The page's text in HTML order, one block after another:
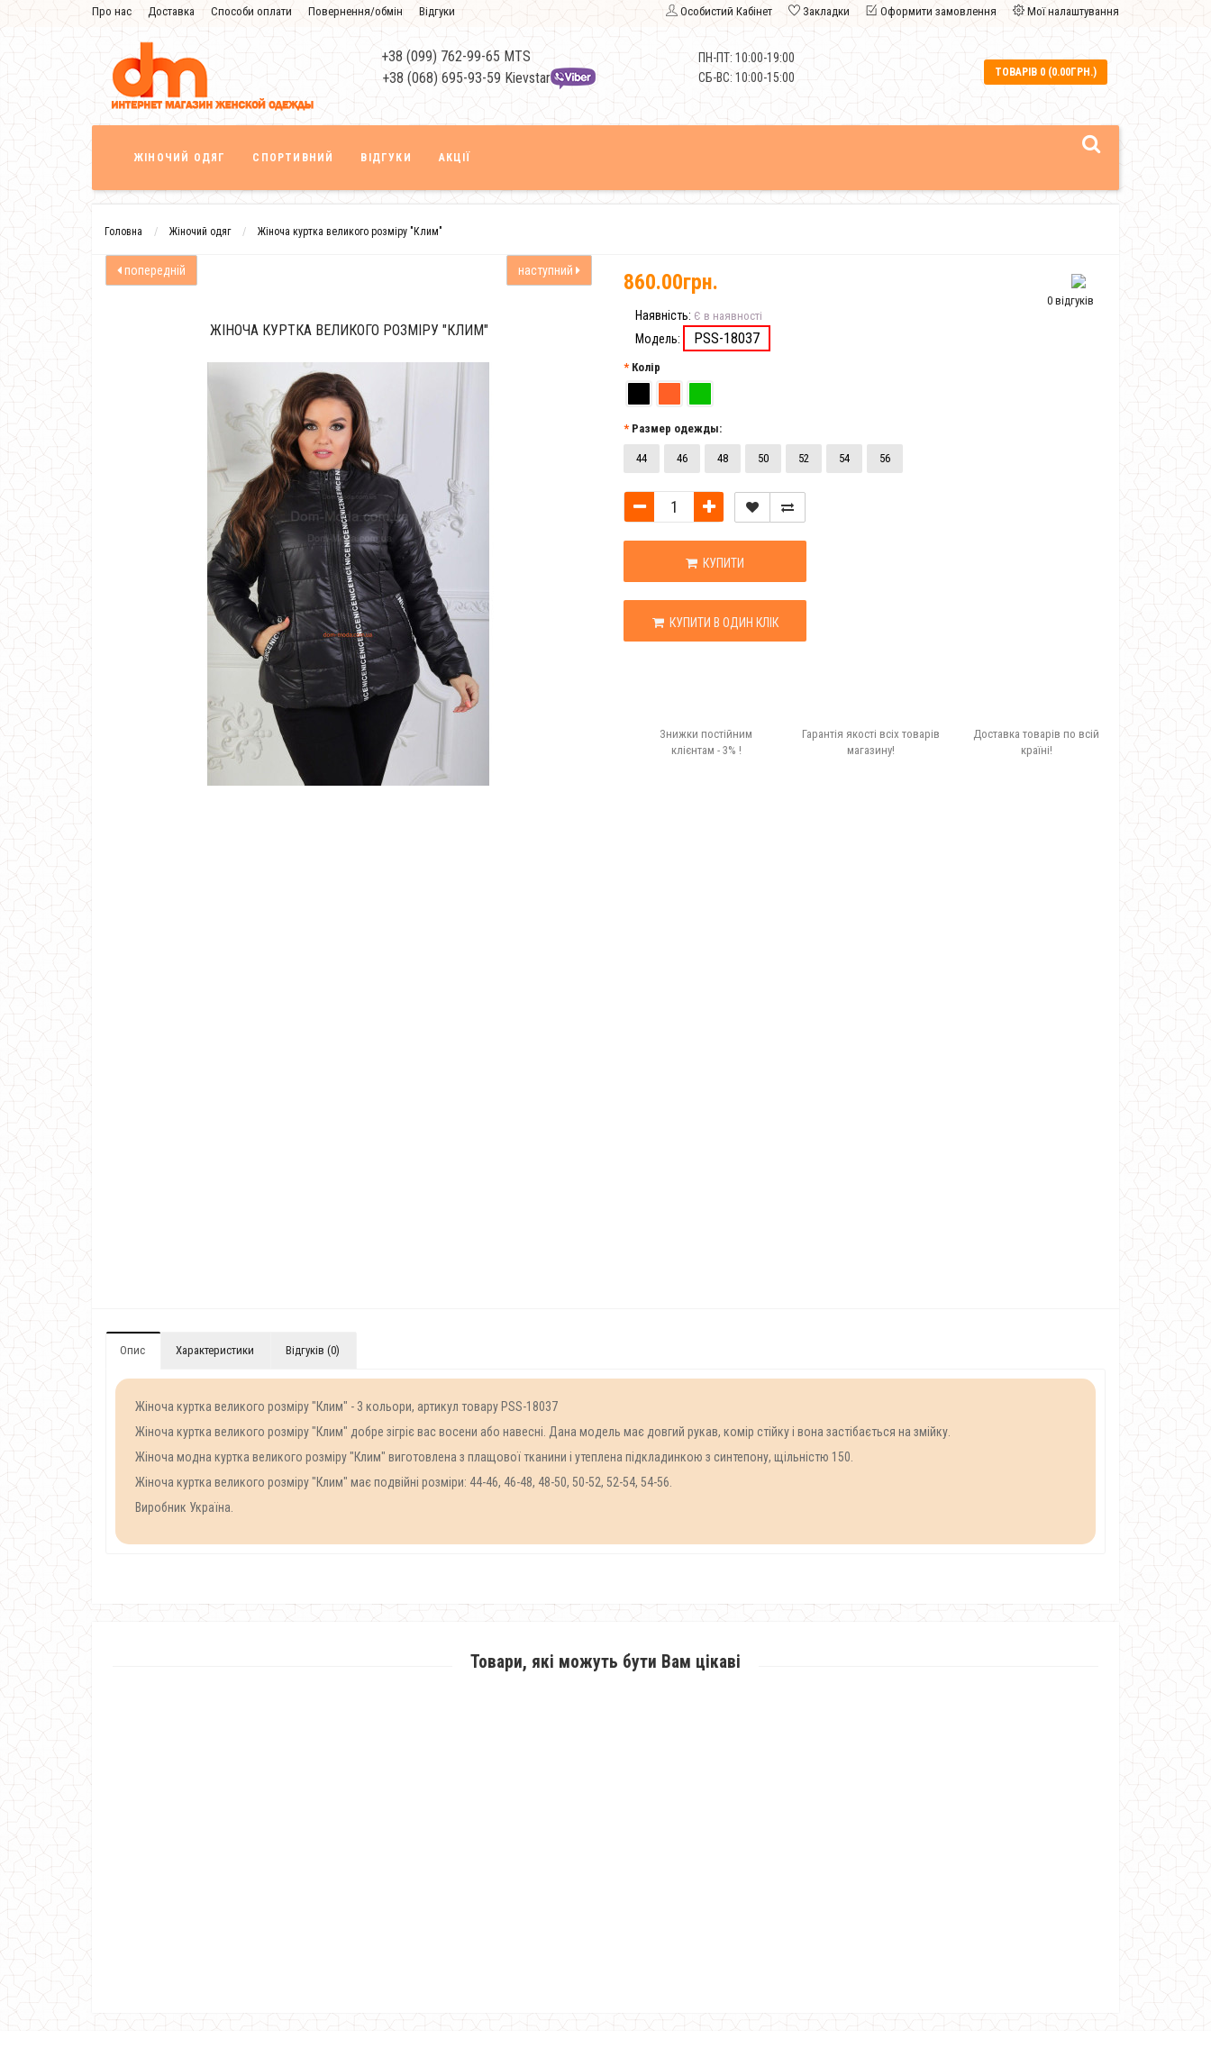
Про нас Доставка Способи оплати Повернення/обмін
Відгуки
Знижка
Особистий Кабінет Закладки Оформити замовлення Мої налаштування
+38 (099) 762-99-65 MTS
+38 (068) 695-93-59 Kievstar
ПН-ПТ: 10:00-19:00
СБ-ВС: 10:00-15:00
ТОВАРІВ 0 (0.00ГРН.)
ЖІНОЧИЙ ОДЯГ СПОРТИВНИЙ ВІДГУКИ АКЦІЇ
Головна Жіночий одяг Жіноча куртка великого розміру "Клим"
попередній наступний
ЖІНОЧА КУРТКА ВЕЛИКОГО РОЗМІРУ "КЛИМ"
0 відгуків
860.00грн.
Наявність: Є в наявності
Модель: PSS-18037
Колір
Размер одежды:
44 46 48 50 52 54 56
КУПИТИ
КУПИТИ В ОДИН КЛІК
Знижки постійним
клієнтам - 3% !
Гарантія якості всіх товарів
магазину!
Доставка товарів по всій
країні!
Опис Характеристики Відгуків (0)
Жіноча куртка великого розміру "Клим" - 3 кольори, артикул товару PSS-18037
Жіноча куртка великого розміру "Клим" добре зігріє вас восени або навесні. Дана модель має довгий рукав, комір стійку і вона застібається на змійку.
Жіноча модна куртка великого розміру "Клим" виготовлена з плащової тканини і утеплена підкладинкою з синтепону, щільністю 150.
Жіноча куртка великого розміру "Клим" має подвійні розміри: 44-46, 46-48, 48-50, 50-52, 52-54, 54-56.
Виробник Україна.
Товари, які можуть бути Вам цікаві